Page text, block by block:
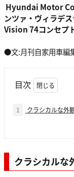
Hyundai Motor
ンツァ・ヴィラデ
Vision 74コンセプ
●文:月刊自家用車編
目次
1 クラシカルな外
クラシカルな